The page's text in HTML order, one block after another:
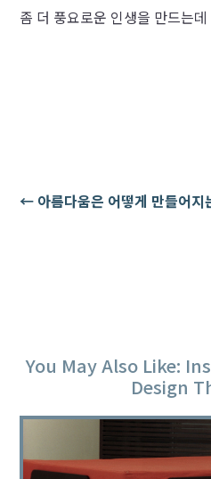
좀 더 풍요로운 인생을 만드는
← 아름다움은 어떻게 만들어지
You May Also Like:
Design